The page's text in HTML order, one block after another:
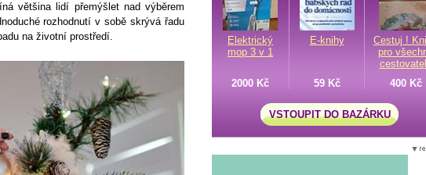
většina lidí přemýšlet nad výběrem
rozhodnutí v sobě skrývá řadu
na životní prostředí.
Elektrický
mop 3 v 1
E-knihy
Cestuj !
pro
2000 Kč
59 Kč 400 Kč
VSTOUPIT DO BAZÁRKU